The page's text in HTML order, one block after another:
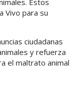
Vivo para su
ciudadanas
y refuerza
el maltrato animal